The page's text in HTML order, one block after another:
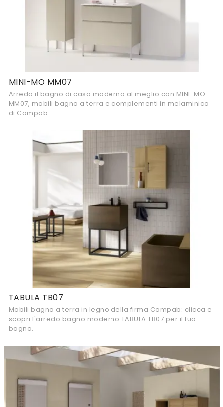
MINI-MO MM07
Arreda il bagno di casa moderno al meglio con MINI-MO
MM07, mobili bagno a terra e complementi in melaminico
di Compab.
TABULA TB07
Mobili bagno a terra in legno della firma Compab: clicca e
scopri l'arredo bagno moderno TABULA TB07 per il tuo
bagno.